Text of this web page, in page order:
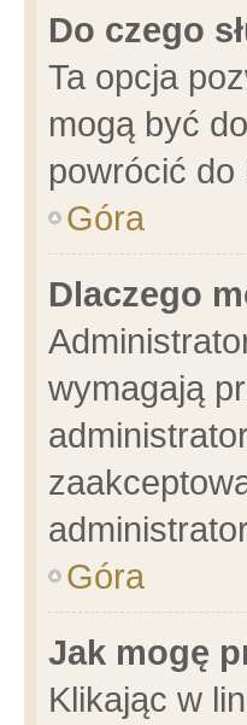
Do czego
Ta opcja
mogą być
powrócić
Góra
Dlaczego
wymagają
Góra
Jak mogę
Klikając w